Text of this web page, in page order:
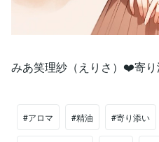
みあ笑理紗（えりさ）❤️寄
#アロマ #精油 #寄り添い